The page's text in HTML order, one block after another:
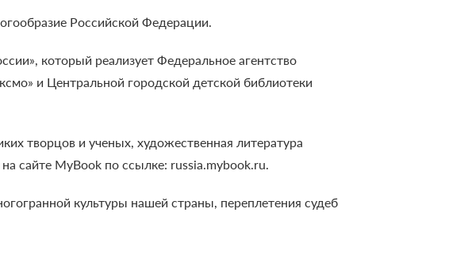
Российской Федерации.
который реализует Федеральное агентство
и Центральной городской детской библиотеки
творцов и ученых, художественная литература
сайте MyBook по ссылке: russiа.mybook.ru.
культуры нашей страны, переплетения судеб